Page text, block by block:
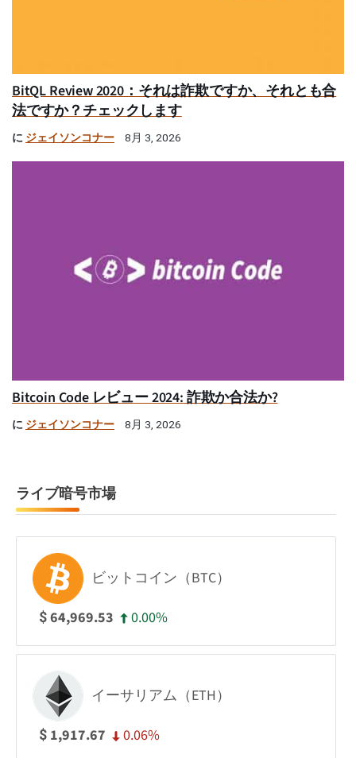
BitQL Review 2020：それは詐欺ですか、それとも合
法ですか？チェックします
に ジェイソンコナー 8月 3, 2026
Bitcoin Code レビュー 2024: 詐欺か合法か?
に ジェイソンコナー 8月 3, 2026
ライブ暗号市場
ビットコイン（BTC）
$64,969.53 0.00%
イーサリアム（ETH）
$ 1,917.67 0.06%